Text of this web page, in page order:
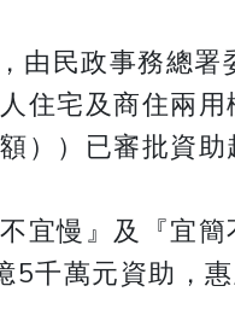
民政事務總
住宅及商住兩
））已審批資助
宜慢』及『宜
千萬元資助，